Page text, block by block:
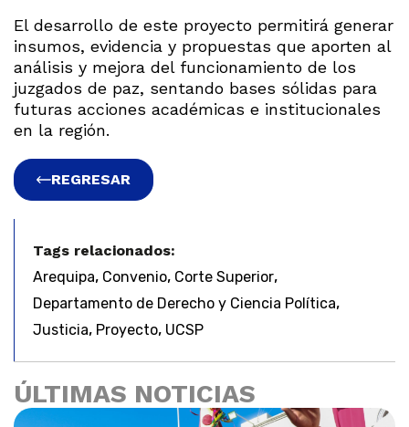
El desarrollo de este proyecto permitirá generar
insumos, evidencia y propuestas que aporten al
análisis y mejora del funcionamiento de los
juzgados de paz, sentando bases sólidas para
futuras acciones académicas e institucionales
en la región.
REGRESAR
Tags relacionados:
Arequipa, Convenio, Corte Superior,
Departamento de Derecho y Ciencia Política,
Justicia, Proyecto, UCSP
ÚLTIMAS NOTICIAS